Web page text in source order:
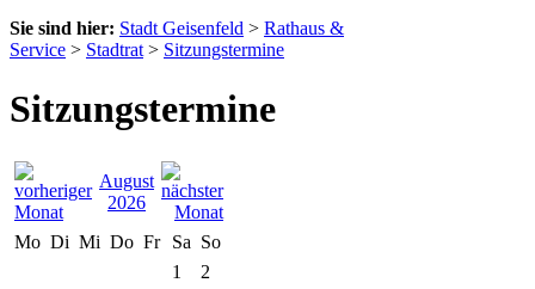
Sie sind hier: Stadt Geisenfeld > Rathaus &
Service > Stadtrat > Sitzungstermine
Sitzungstermine
August
2026
Mo Di Mi Do Fr Sa So
1
2